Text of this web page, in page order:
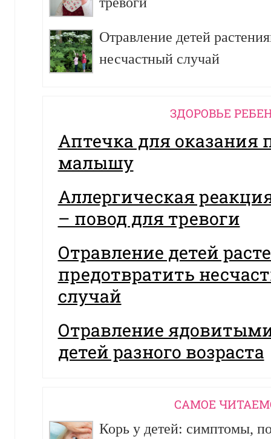
Отравление детей
несчастный случай
ЗДОРОВЬЕ
Аптечка для
малышу
Аллергическая
– повод для тревоги
Отравление детей
предотвратить
случай
Отравление
детей разного возраста
CАМОЕ
Корь у детей: симптомы,